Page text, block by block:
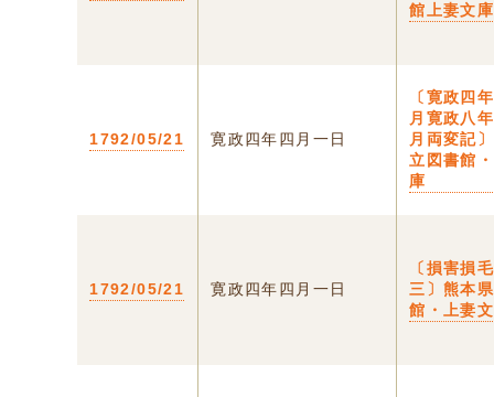
館上妻文庫
1792/05/21 寛政四年四月一日
〔寛政四
月寛政八
月両変記
立図書館
庫
1792/05/21 寛政四年四月一日
〔損害
三〕熊本
館・上妻